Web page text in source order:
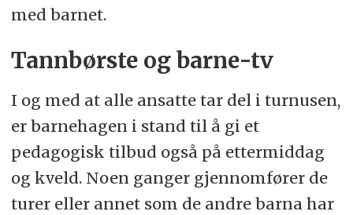
med barnet.
Tannbørste og barne-tv
I og med at alle ansatte tar del i turnusen,
er barnehagen i stand til å gi et
pedagogisk tilbud også på ettermiddag
og kveld. Noen ganger gjennomfører de
turer eller annet som de andre barna har